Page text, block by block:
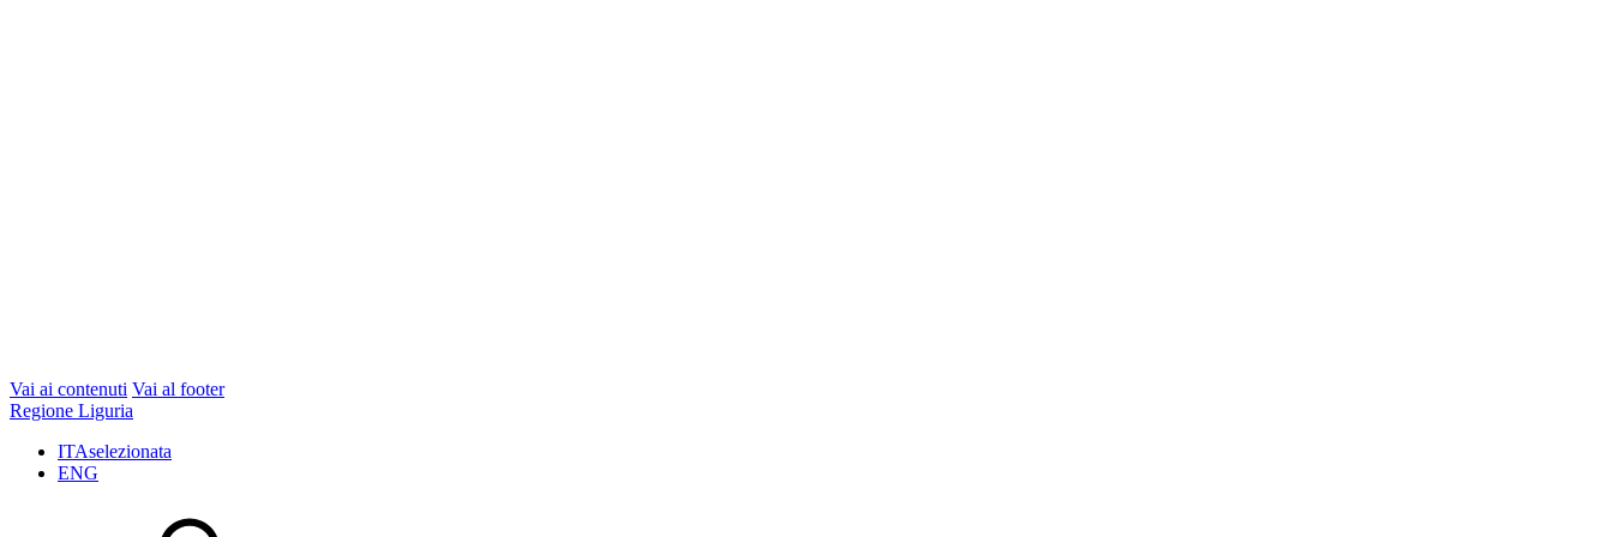
Vai ai contenuti Vai al footer
Regione Liguria
ITAselezionata
ENG